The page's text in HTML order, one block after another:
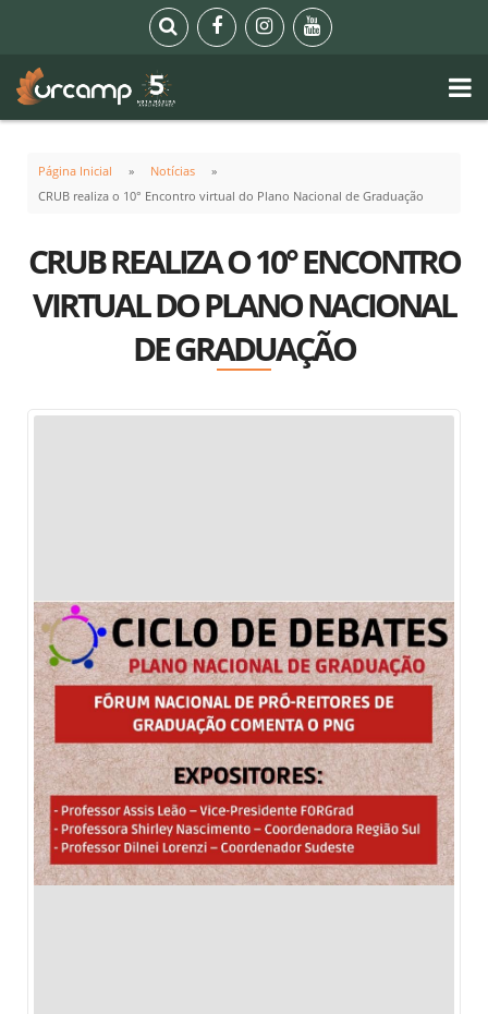
Página Inicial
Notícias
CRUB realiza o 10° Encontro virtual do Plano Nacional de Graduação
CRUB REALIZA O 10° ENCONTRO
VIRTUAL DO PLANO NACIONAL
DE GRADUAÇÃO